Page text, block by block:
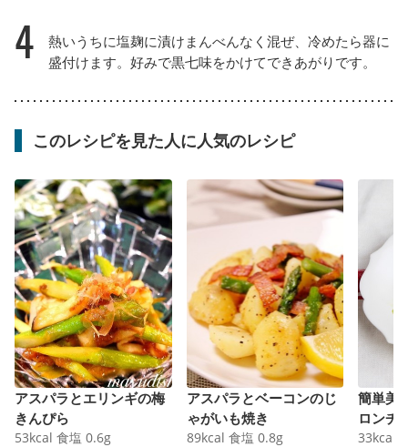
4
熱いうちに塩麹に漬けまんべんなく混ぜ、冷めたら器に
盛付けます。好みで黒七味をかけてできあがりです。
このレシピを見た人に人気のレシピ
アスパラとエリンギの梅
きんぴら
53kcal 食塩 0.6g
アスパラとベーコンのじ
ゃがいも焼き
89kcal 食塩 0.8g
簡単美
ロンチ
33kcal